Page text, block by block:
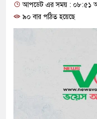
আপডেট এর সময় : ০৮:৫১
৯০ বার পঠিত হয়েছে